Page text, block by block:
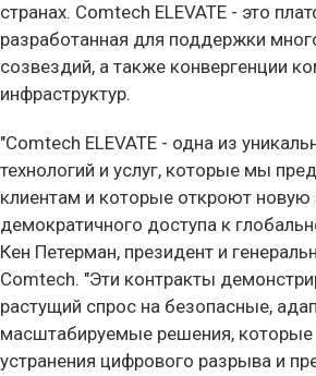
странах. Comtech ELEVATE - это
разработанная для поддержки
созвездий, а также конвергенции
инфраструктур.
"Comtech ELEVATE - одна из
технологий и услуг, которые мы
клиентам и которые откроют новую
демократичного доступа к
Кен Петерман, президент и
Comtech. "Эти контракты
растущий спрос на безопасные,
масштабируемые решения, которые
устранения цифрового разрыва и